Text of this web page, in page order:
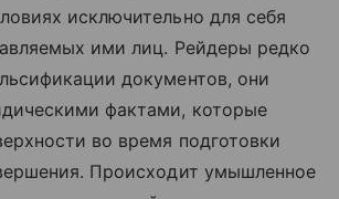
исключительно для себя
ими лиц. Рейдеры редко
документов, они
фактами, которые
во время подготовки
Происходит умышленное